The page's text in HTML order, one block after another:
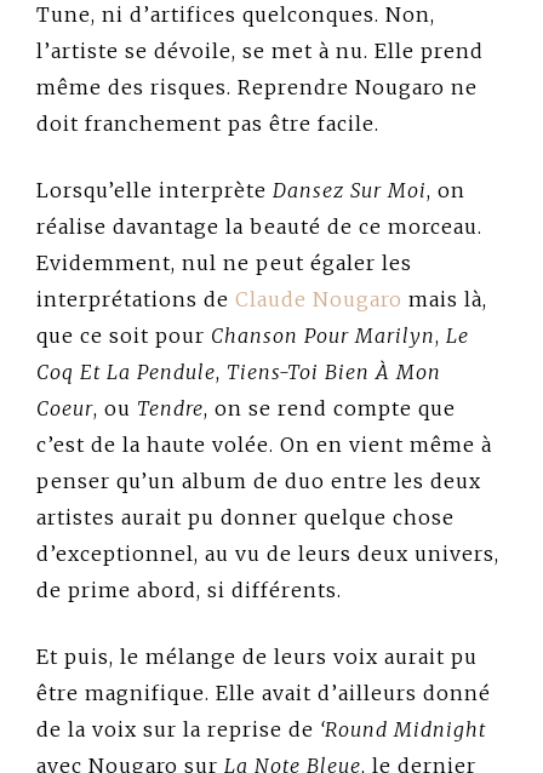
Tune, ni d’artifices quelconques. Non,
l’artiste se dévoile, se met à nu. Elle prend
même des risques. Reprendre Nougaro ne
doit franchement pas être facile.
Lorsqu’elle interprète Dansez Sur Moi, on
réalise davantage la beauté de ce morceau.
Evidemment, nul ne peut égaler les
interprétations de Claude Nougaro mais là,
que ce soit pour Chanson Pour Marilyn, Le
Coq Et La Pendule, Tiens-Toi Bien À Mon
Coeur, ou Tendre, on se rend compte que
c’est de la haute volée. On en vient même à
penser qu’un album de duo entre les deux
artistes aurait pu donner quelque chose
d’exceptionnel, au vu de leurs deux univers,
de prime abord, si différents.
Et puis, le mélange de leurs voix aurait pu
être magnifique. Elle avait d’ailleurs donné
de la voix sur la reprise de ‘Round Midnight
avec Nougaro sur La Note Bleue, le dernier